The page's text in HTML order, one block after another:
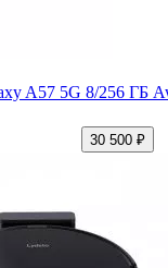
A57 5G 8/256 ГБ
30 500 ₽